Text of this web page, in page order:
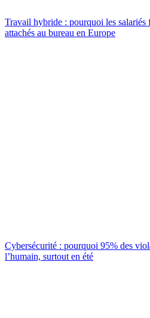
Travail hybride : pourquoi les salariés
attachés au bureau en Europe
Cybersécurité : pourquoi 95% des
l’humain, surtout en été